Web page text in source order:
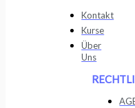
Kontakt
Kurse
Über
Uns